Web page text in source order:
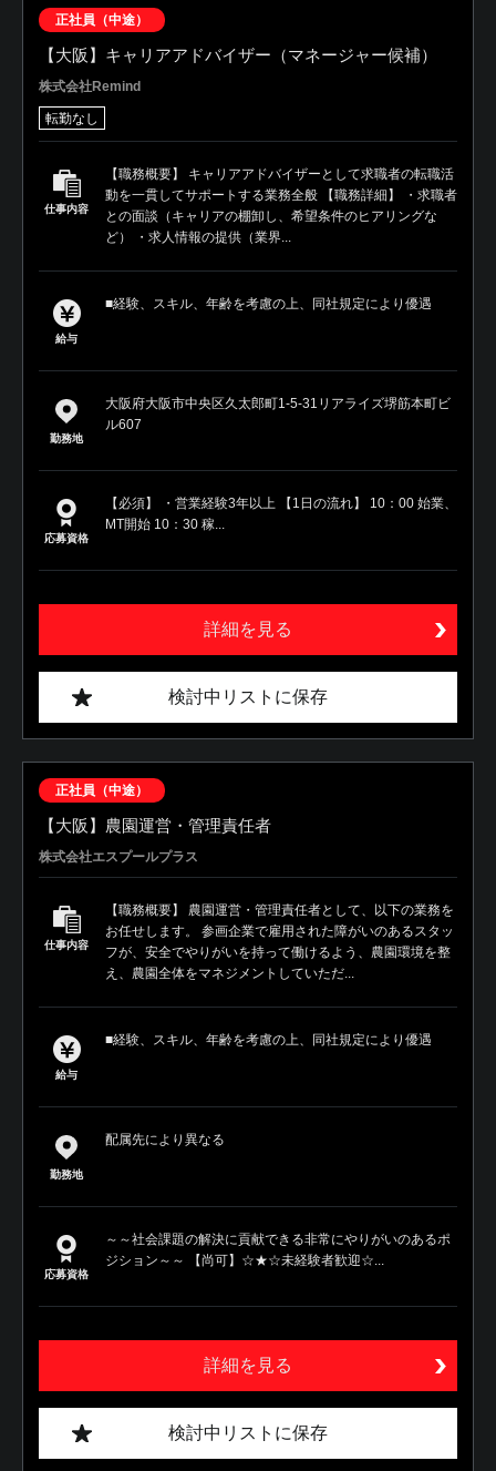
正社員（中途）
【大阪】キャリアアドバイザー（マネージャー候補）
株式会社Remind
転勤なし
仕事内容
【職務概要】 キャリアアドバイザーとして求職者の転職活
動を一貫してサポートする業務全般 【職務詳細】 ・求職者
との面談（キャリアの棚卸し、希望条件のヒアリングな
ど） ・求人情報の提供（業界...
給与
■経験、スキル、年齢を考慮の上、同社規定により優遇
勤務地
大阪府大阪市中央区久太郎町1-5-31リアライズ堺筋本町ビ
ル607
応募資格
【必須】 ・営業経験3年以上 【1日の流れ】 10：00 始業、
MT開始 10：30 稼...
詳細を見る
検討中リストに保存
正社員（中途）
【大阪】農園運営・管理責任者
株式会社エスプールプラス
仕事内容
【職務概要】 農園運営・管理責任者として、以下の業務を
お任せします。 参画企業で雇用された障がいのあるスタッ
フが、安全でやりがいを持って働けるよう、農園環境を整
え、農園全体をマネジメントしていただ...
給与
■経験、スキル、年齢を考慮の上、同社規定により優遇
勤務地
配属先により異なる
応募資格
～～社会課題の解決に貢献できる非常にやりがいのあるポ
ジション～～ 【尚可】☆★☆未経験者歓迎☆...
詳細を見る
検討中リストに保存